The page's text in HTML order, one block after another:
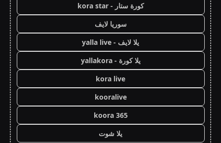
كورة ستار - kora star
سوريا لايف
يلا لايف - yalla live
يلا كورة - yallakora
kora live
kooralive
koora 365
يلا شوت